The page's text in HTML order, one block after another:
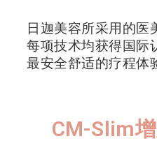
日迦美容所采用的医
每项技术均获得国际
最安全舒适的疗程体
CM-Slim